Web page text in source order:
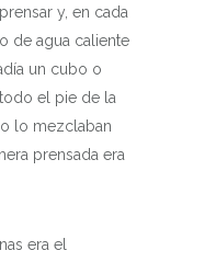
y, en cada
de agua caliente
un cubo o
el pie de la
lo mezclaban
prensada era
era el